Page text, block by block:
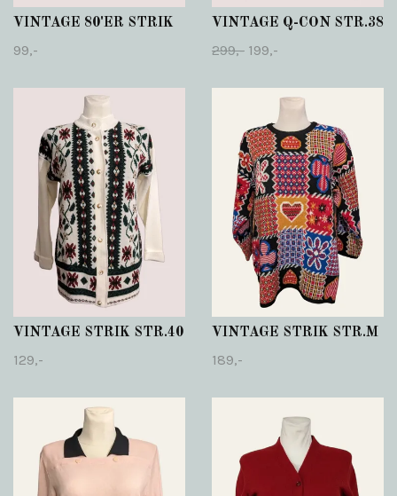
VINTAGE 80'ER STRIK
99,-
VINTAGE Q-CON STR.38
299,- 199,-
VINTAGE STRIK STR.40
129,-
VINTAGE STRIK STR.M
189,-